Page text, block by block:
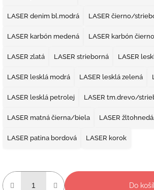
LASER denim bl.modrá LASER čierno/
LASER karbón medená LASER karbón
LASER zlatá LASER strieborná LASER
LASER lesklá modrá LASER lesklá zelená
LASER lesklá petrolej LASER tm.drevo/
LASER matná čierna/biela LASER
LASER patina bordová LASER korok
Do